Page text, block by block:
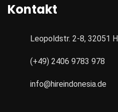
Kontakt
Leopoldstr. 2-8, 32051
(+49) 2406 9783 978
info@hireindonesia.de